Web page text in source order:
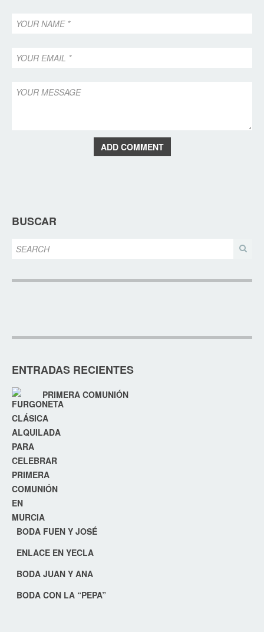
ADD COMMENT
BUSCAR
ENTRADAS RECIENTES
PRIMERA COMUNIÓN
BODA FUEN Y JOSÉ
ENLACE EN YECLA
BODA JUAN Y ANA
BODA CON LA “PEPA”